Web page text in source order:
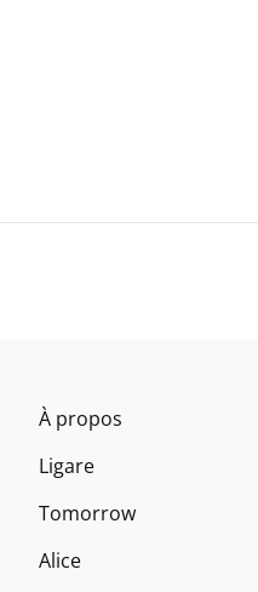
À propos
Ligare
Tomorrow
Alice